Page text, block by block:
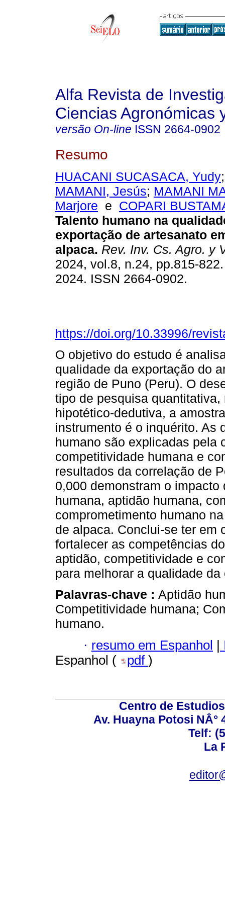
Alfa Revista de
Ciencias Agronómicas
versão On-line ISSN 2664-0902
Resumo
HUACANI SUCASACA, Yudy
MAMANI, Jesús; MAMANI
Marjore e COPARI
Talento humano na
exportação de artesanato
alpaca. Rev. Inv. Cs. Agro. y
2024, vol.8, n.24, pp.815-
2024. ISSN 2664-0902.
https://doi.org/10.33996/
O objetivo do estudo é
qualidade da exportação do
região de Puno (Peru). O
tipo de pesquisa
hipotético-dedutiva, a
instrumento é o inquérito. As
humano são explicadas pela
competitividade humana e
resultados da correlação de
0,000 demonstram o
humana, aptidão humana,
comprometimento humano
de alpaca. Conclui-se ter em
fortalecer as competências
aptidão, competitividade e
para melhorar a qualidade
Palavras-chave : Aptidão
Competitividade humana;
humano.
· resumo em Espanhol |
Espanhol (
pdf )
Centro de
Av. Huayna Potosi NÂ°
Telf:
La